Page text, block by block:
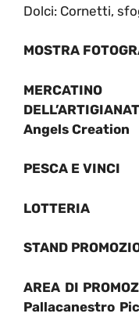
Dolci: Cornetti,
MOSTRA
Angels Creation
PESCA E VINCI
LOTTERIA
STAND
AREA DI
Pallacanestro